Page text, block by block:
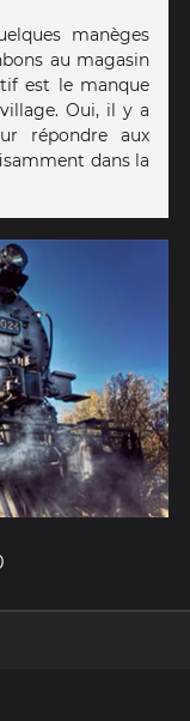
manèges
au magasin
est le manque
Oui, il y a
répondre aux
dans la